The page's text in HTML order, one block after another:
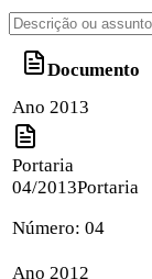
Documento
Ano 2013
Portaria
04/2013Portaria
Número: 04
Ano 2012